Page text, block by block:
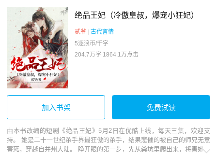
绝品王妃（冷傲皇叔，爆宠小狂妃）
贰爷
古代言情
5逐浪币/千字
204.7万字 1864.1万点击
加入书架 免费试读
由本书改编的短剧《绝品王妃》5月2日在优酷上线，每天三集，欢迎支
持。 她是二十一世纪杀手界最狂傲的杀手，结果悲催的被自己的师兄无意
害死，穿越自并州大陆。 睁开眼的第一步，先从粪坑里爬出来，将害她的
